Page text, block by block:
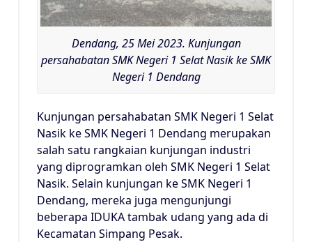
Dendang, 25 Mei 2023. Kunjungan
persahabatan SMK Negeri 1 Selat Nasik ke SMK
Negeri 1 Dendang
Kunjungan persahabatan SMK Negeri 1 Selat
Nasik ke SMK Negeri 1 Dendang merupakan
salah satu rangkaian kunjungan industri
yang diprogramkan oleh SMK Negeri 1 Selat
Nasik. Selain kunjungan ke SMK Negeri 1
Dendang, mereka juga mengunjungi
beberapa IDUKA tambak udang yang ada di
Kecamatan Simpang Pesak.